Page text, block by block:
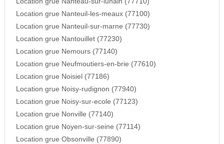
Location grue Nanteuil-les-meaux (77100)
Location grue Nanteuil-sur-marne (77730)
Location grue Nantouillet (77230)
Location grue Nemours (77140)
Location grue Neufmoutiers-en-brie (77610)
Location grue Noisiel (77186)
Location grue Noisy-rudignon (77940)
Location grue Noisy-sur-ecole (77123)
Location grue Nonville (77140)
Location grue Noyen-sur-seine (77114)
Location grue Obsonville (77890)